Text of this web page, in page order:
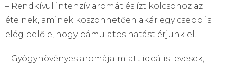
– Rendkívül intenzív aromát és ízt kölcsönöz az
ételnek, aminek köszönhetően akár egy csepp is
elég belőle, hogy bámulatos hatást érjünk el.
– Gyógynövényes aromája miatt ideális levesek,